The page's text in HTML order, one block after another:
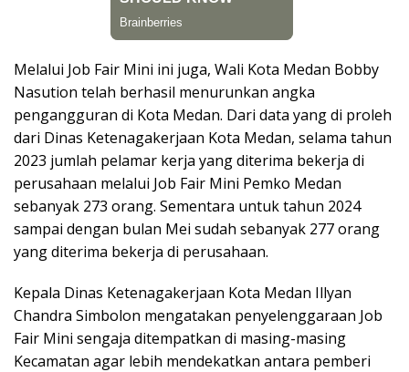
Melalui Job Fair Mini ini juga, Wali Kota Medan Bobby
Nasution telah berhasil menurunkan angka
pengangguran di Kota Medan. Dari data yang di proleh
dari Dinas Ketenagakerjaan Kota Medan, selama tahun
2023 jumlah pelamar kerja yang diterima bekerja di
perusahaan melalui Job Fair Mini Pemko Medan
sebanyak 273 orang. Sementara untuk tahun 2024
sampai dengan bulan Mei sudah sebanyak 277 orang
yang diterima bekerja di perusahaan.
Kepala Dinas Ketenagakerjaan Kota Medan Illyan
Chandra Simbolon mengatakan penyelenggaraan Job
Fair Mini sengaja ditempatkan di masing-masing
Kecamatan agar lebih mendekatkan antara pemberi